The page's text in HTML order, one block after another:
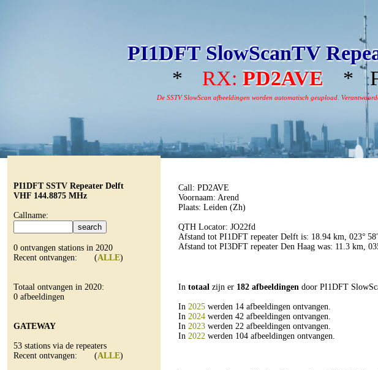
PI1DFT SlowScanTV
*
RX: PD2AVE *
De SSTV SlowScan afbeeldingen worden automatisch geupload.
PI1DFT SSTV Repeater Delft
VHF 144.8875 MHz
Callname:
0 ontvangen stations in 2020
Recent ontvangen: (ALLE)
Totaal ontvangen in 2020:
0 afbeeldingen
GATEWAY
53 stations via de repeaters
Recent ontvangen: (ALLE)
Call: PD2AVE
Voornaam: Arend
Plaats: Leiden (Zh)
QTH Locator: JO22fd
Afstand tot PI1DFT repeater Delft is: 18.94 km, 023° 58′
Afstand tot PI3DFT repeater Den Haag was: 11.3 km,
In totaal zijn er 182 afbeeldingen door PI1DFT
In 2025 werden 14 afbeeldingen ontvangen.
In 2024 werden 42 afbeeldingen ontvangen.
In 2023 werden 22 afbeeldingen ontvangen.
In 2022 werden 104 afbeeldingen ontvangen.